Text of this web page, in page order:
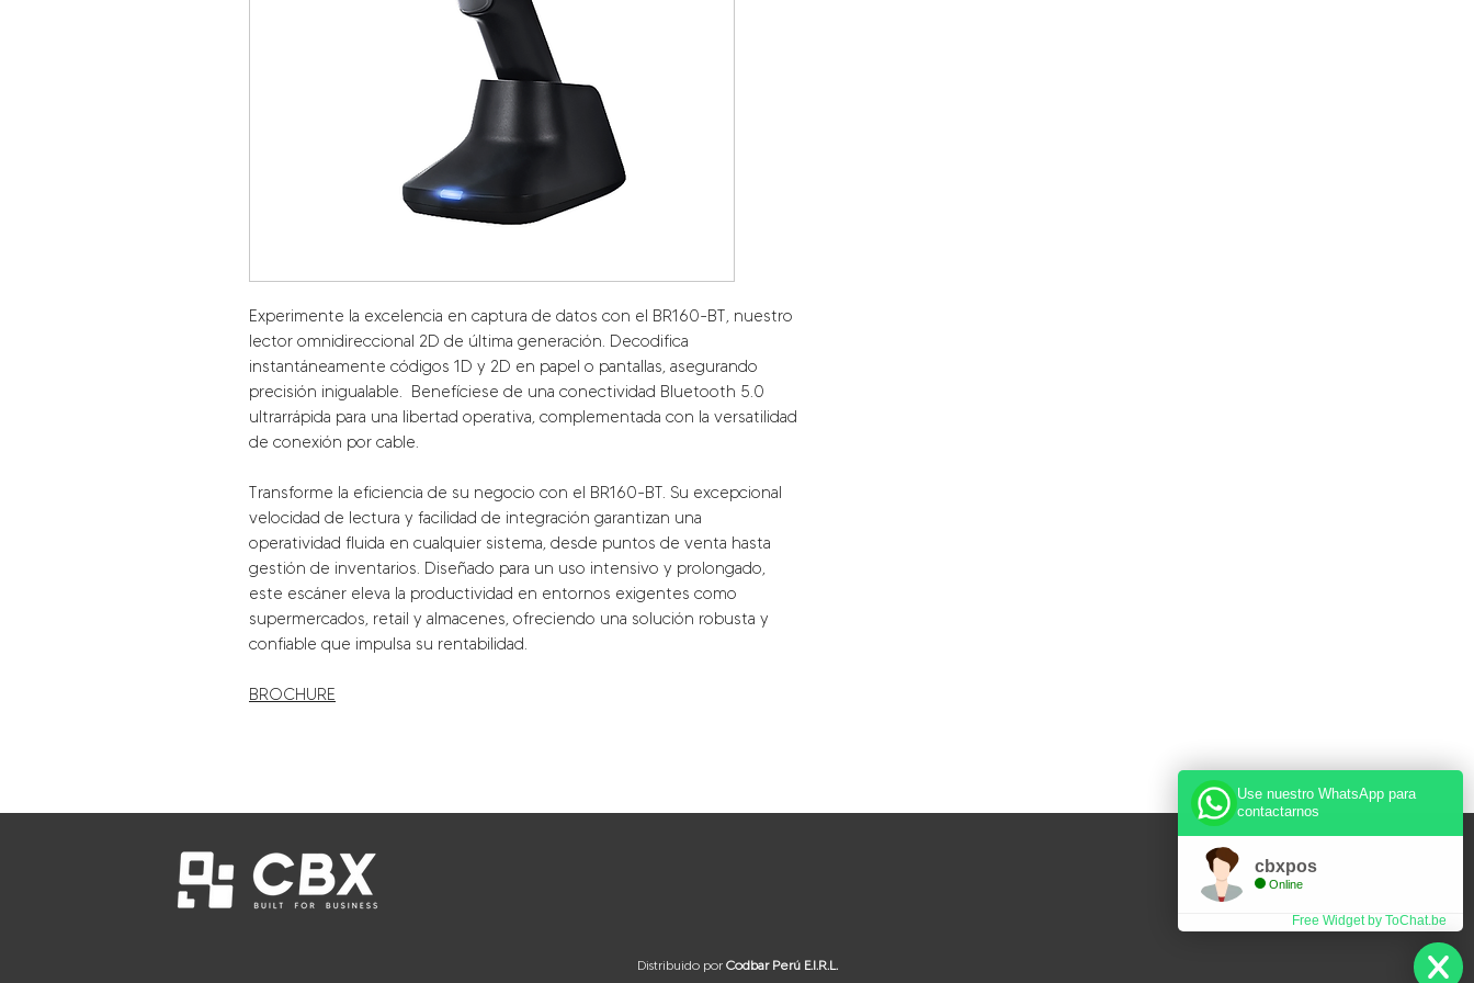
Experimente la excelencia en captura de datos con el BR160-BT, nuestro
lector omnidireccional 2D de última generación. Decodifica
instantáneamente códigos 1D y 2D en papel o pantallas, asegurando
precisión inigualable. Benefíciese de una conectividad Bluetooth 5.0
ultrarrápida para una libertad operativa, complementada con la versatilidad
de conexión por cable.
Transforme la eficiencia de su negocio con el BR160-BT. Su excepcional
velocidad de lectura y facilidad de integración garantizan una
operatividad fluida en cualquier sistema, desde puntos de venta hasta
gestión de inventarios. Diseñado para un uso intensivo y prolongado,
este escáner eleva la productividad en entornos exigentes como
supermercados, retail y almacenes, ofreciendo una solución robusta y
confiable que impulsa su rentabilidad.
BROCHURE
Distribuido por Codbar Perú E.I.R.L.
Use nuestro WhatsApp para
contactarnos
cbxpos
Online
Free Widget by ToChat.be